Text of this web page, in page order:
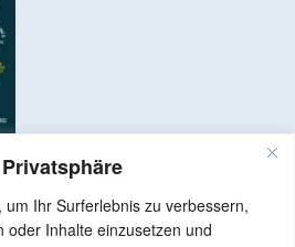
Ihr Surferlebnis zu verbessern,
oder Inhalte einzusetzen und